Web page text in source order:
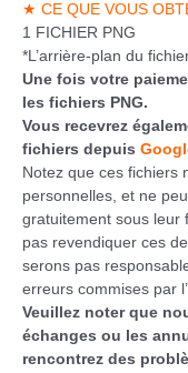
★ CE QUE VOUS
1 FICHIER PNG
*L’arrière-plan du
Une fois votre
les fichiers PNG.
Vous recevrez
fichiers depuis
Notez que ces fichiers
personnelles, et ne
gratuitement sous leur
pas revendiquer ces
serons pas
erreurs commises par
Veuillez noter que
échanges ou les
rencontrez des